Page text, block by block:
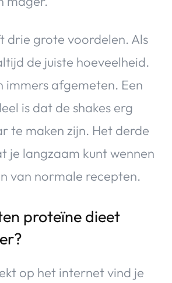
drie grote voordelen. Als
de juiste hoeveelheid.
immers afgemeten. Een
is dat de shakes erg
te maken zijn. Het derde
je langzaam kunt wennen
van normale recepten.
proteïne dieet
op het internet vind je